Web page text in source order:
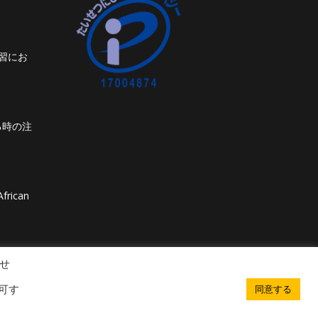
にお
の注
す
同意する